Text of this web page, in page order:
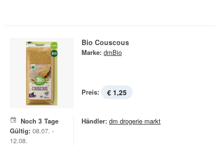
Bio Couscous
Marke: dmBio
Preis: € 1,25
Noch 3 Tage
Gültig: 08.07. -
12.08.
Händler: dm drogerie markt